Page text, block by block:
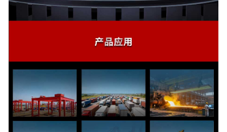
广东驱动装置
- 广东电力液压推动器
- 广东电液推杆
- 广东液压站
广东摩擦装置